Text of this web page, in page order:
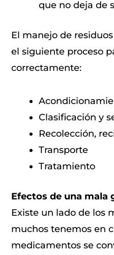
que no deja de
El manejo de
el siguiente proceso
correctamente:
Clasificación y
Recolección,
Transporte
Tratamiento
Efectos de una mala
Existe un lado de los
muchos tenemos en
medicamentos se